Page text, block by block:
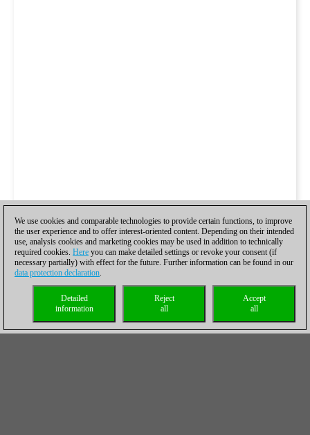
We use cookies and comparable technologies to provide certain functions, to improve
the user experience and to offer interest-oriented content. Depending on their intended
use, analysis cookies and marketing cookies may be used in addition to technically
required cookies. Here you can make detailed settings or revoke your consent (if
necessary partially) with effect for the future. Further information can be found in our
data protection declaration.
Accept
all
Reject
all
Detailed
information